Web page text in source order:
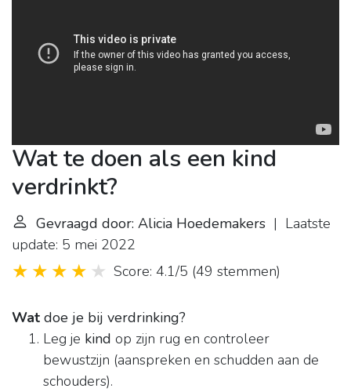
Wat te doen als een kind
verdrinkt?
Gevraagd door: Alicia Hoedemakers | Laatste
update: 5 mei 2022
Score: 4.1/5 (49 stemmen)
Wat doe je bij verdrinking?
Leg je kind op zijn rug en controleer
bewustzijn (aanspreken en schudden aan de
schouders).